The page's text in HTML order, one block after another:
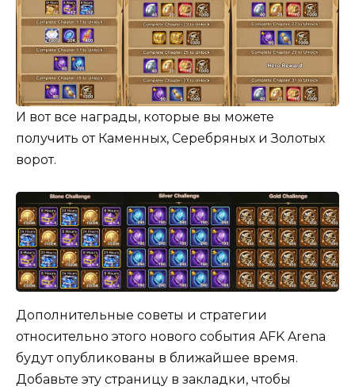
И вот все награды, которые вы можете
получить от Каменных, Серебряных и Золотых
ворот.
Дополнительные советы и стратегии
относительно этого нового события AFK Arena
будут опубликованы в ближайшее время.
Добавьте эту страницу в закладки, чтобы